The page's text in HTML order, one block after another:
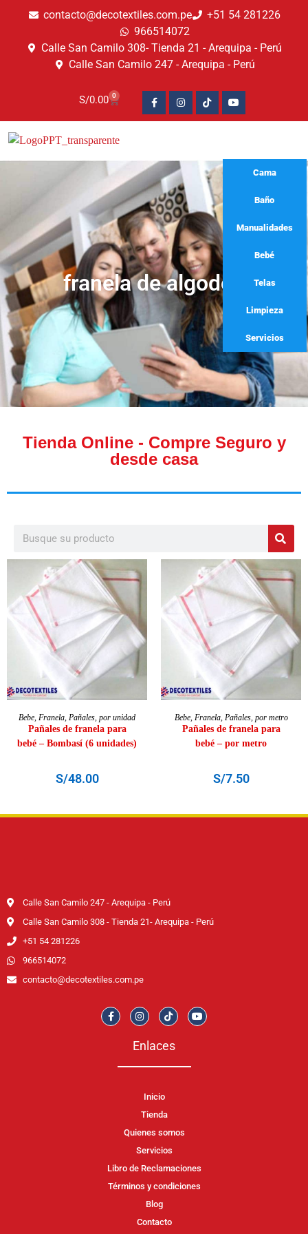
contacto@decotextiles.com.pe
+51 54 281226
966514072
Calle San Camilo 308- Tienda 21 - Arequipa - Perú
Calle San Camilo 247 - Arequipa - Perú​
S/0.00 0
Cama
Baño
Manualidades
Bebé
Telas
Limpieza
Servicios
franela de algodón
Tienda Online - Compre Seguro y
desde casa
AÑADIR AL CARRITO
Bebe, Franela, Pañales, por unidad
Pañales de franela para
bebé – Bombasí (6 unidades)
S/48.00
AÑADIR AL CARRITO
Bebe, Franela, Pañales, por metro
Pañales de franela para
bebé – por metro
S/7.50
Calle San Camilo 247 - Arequipa - Perú
Calle San Camilo 308 - Tienda 21- Arequipa - Perú
+51 54 281226
966514072
contacto@decotextiles.com.pe
Enlaces
Inicio
Tienda
Quienes somos
Servicios
Libro de Reclamaciones
Términos y condiciones
Blog
Contacto